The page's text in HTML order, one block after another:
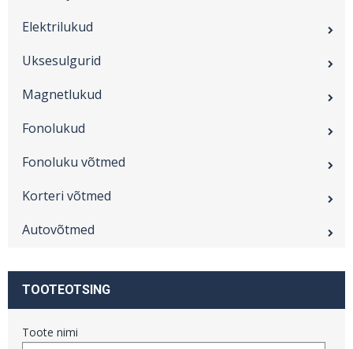
Elektrilukud
Uksesulgurid
Magnetlukud
Fonolukud
Fonoluku võtmed
Korteri võtmed
Autovõtmed
TOOTEOTSING
Toote nimi